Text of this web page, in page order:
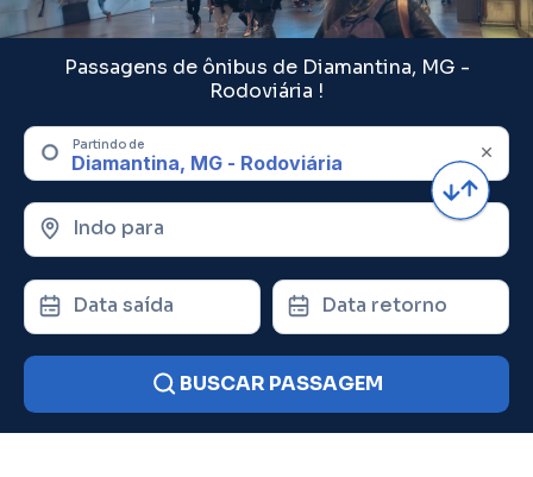
Passagens de ônibus de Diamantina, MG -
Rodoviária !
Partindo de
Indo para
Data saída Data retorno
BUSCAR PASSAGEM